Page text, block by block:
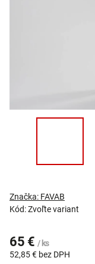
Kód:Zvoľte variant
Značka: FAVAB
65 € / ks
52,85 € bez DPH